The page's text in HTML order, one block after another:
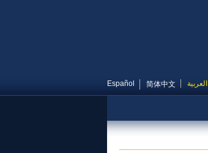
العربية 简体中文
Español